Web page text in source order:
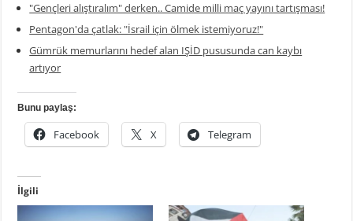
"Gençleri alıştıralım" derken.. Camide milli maç yayını tartışması!
Pentagon'da çatlak: "İsrail için ölmek istemiyoruz!"
Gümrük memurlarını hedef alan IŞİD pususunda can kaybı
artıyor
Bunu paylaş:
Facebook X Telegram
İlgili